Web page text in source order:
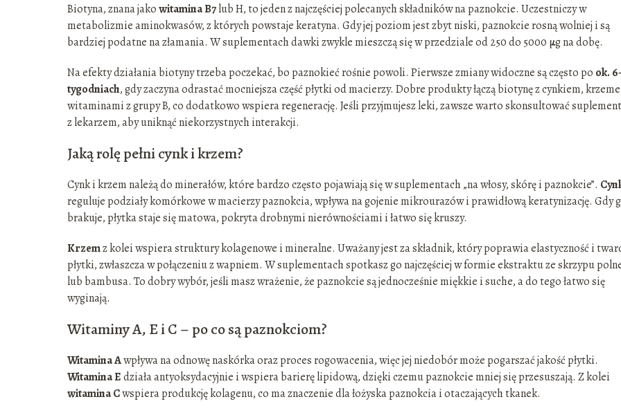
Biotyna, znana jakowitamina B7lub H, to jeden z najczęściej polecanych składników na paznokcie. Uczestniczy w
metabolizmie aminokwasów, z których powstaje keratyna. Gdy jej poziom jest zbyt niski, paznokcie rosną wolniej i są
bardziej podatne na złamania. W suplementach dawki zwykle mieszczą się w przedziale od 250 do 5000 µg na dobę.
Na efekty działania biotyny trzeba poczekać, bo paznokieć rośnie powoli. Pierwsze zmiany widoczne są często po ok.
tygodniach, gdy zaczyna odrastać mocniejsza część płytki od macierzy. Dobre produkty łączą biotynę z cynkiem,
witaminami z grupy B, co dodatkowo wspiera regenerację. Jeśli przyjmujesz leki, zawsze warto skonsultować
z lekarzem, aby uniknąć niekorzystnych interakcji.
Jaką rolę pełni cynk i krzem?
Cynk i krzem należą do minerałów, które bardzo często pojawiają się w suplementach „na włosy, skórę i paznokcie”.
reguluje podziały komórkowe w macierzy paznokcia, wpływa na gojenie mikrourazów i prawidłową keratynizację. Gdy
brakuje, płytka staje się matowa, pokryta drobnymi nierównościami i łatwo się kruszy.
Krzemz kolei wspiera struktury kolagenowe i mineralne. Uważany jest za składnik, który poprawia elastyczność i
płytki, zwłaszcza w połączeniu z wapniem. W suplementach spotkasz go najczęściej w formie ekstraktu ze skrzypu
lub bambusa. To dobry wybór, jeśli masz wrażenie, że paznokcie są jednocześnie miękkie i suche, a do tego łatwo się
wyginają.
Witaminy A, E i C – po co są paznokciom?
Witamina Awpływa na odnowę naskórka oraz proces rogowacenia, więc jej niedobór może pogarszać jakość płytki.
Witamina Edziała antyoksydacyjnie i wspiera barierę lipidową, dzięki czemu paznokcie mniej się przesuszają. Z kolei
witamina Cwspiera produkcję kolagenu, co ma znaczenie dla łożyska paznokcia i otaczających tkanek.